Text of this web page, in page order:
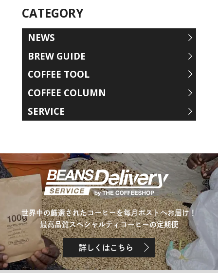
CATEGORY
NEWS
BREW GUIDE
COFFEE TOOL
COFFEE COLUMN
SERVICE
世界中の厳選されたコーヒーを毎月ポストへお届け！
最高品質スペシャルティコーヒーの定期便
詳しくはこちら